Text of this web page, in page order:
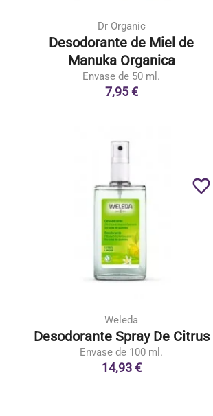
Dr Organic
Desodorante de Miel de
Manuka Organica
Envase de 50 ml.
7,95 €
Weleda
Desodorante Spray De Citrus
Envase de 100 ml.
14,93 €
favorite_border